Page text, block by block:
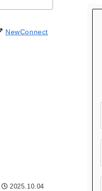
NewConnect
2025.10.04